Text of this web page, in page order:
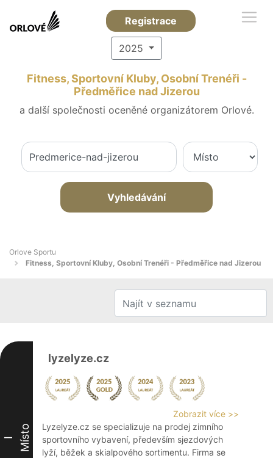
Registrace
2025
Fitness, Sportovní Kluby, Osobní Trenéři -
Předměřice nad Jizerou
a další společnosti oceněné organizátorem Orlové.
Vyhledávání
Orlove Sportu
Fitness, Sportovní Kluby, Osobní Trenéři - Předměřice nad Jizerou
I Místo
lyzelyze.cz
Zobrazit více >>
Lyzelyze.cz se specializuje na prodej zimního
sportovního vybavení, především sjezdových
lyží, běžek a skialpového sortimentu. Firma se